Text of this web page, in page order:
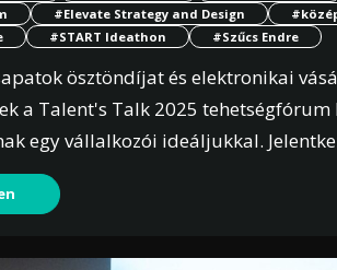
#Elevate Strategy and Design
#START Ideathon #Szűcs Endre
ösztöndíjat és elektronikai
a Talent's Talk 2025
egy vállalkozói ideáljukkal.